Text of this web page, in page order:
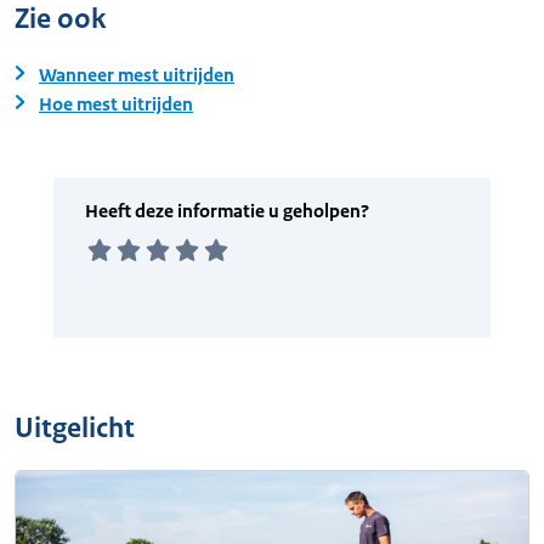
Zie ook
Wanneer mest uitrijden
Hoe mest uitrijden
Uitgelicht